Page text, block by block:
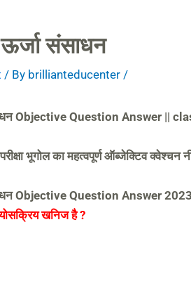
संसाधन
/ By brillianteducenter /
Objective Question Answer ||
परीक्षा भूगोल का महत्वपूर्ण ऑब्जेक्टिव
Objective Question Answer 2023
खनिज है ?